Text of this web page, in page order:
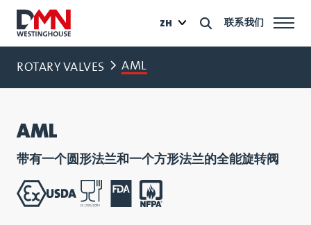
联系我们
ZH
ROTARY VALVES AML
AML
带有一个圆形法兰和一个方形法兰的全能旋转阀